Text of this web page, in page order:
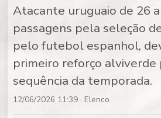
Atacante uruguaio de 26
passagens pela seleção
pelo futebol espanhol,
primeiro reforço alviverde
sequência da temporada.
12/06/2026 11:39 · Elenco